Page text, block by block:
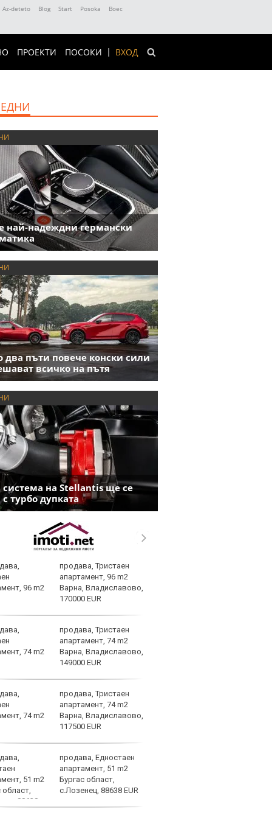
Az-deteto Blog Start Posoka
Boec
ВХОД
ПРОЕКТИ ПОСОКИ
най-надеждни германски
два пъти повече конски сили
всичко на пътя
система на Stellantis ще се
турбо дупката
продава, Тристаен
апартамент, 96 m2
Варна, Владиславово,
170000 EUR
продава, Тристаен
апартамент, 74 m2
Варна, Владиславово,
149000 EUR
продава, Тристаен
апартамент, 74 m2
Варна, Владиславово,
117500 EUR
продава, Едностаен
апартамент, 51 m2
Бургас област,
с.Лозенец, 88638 EUR